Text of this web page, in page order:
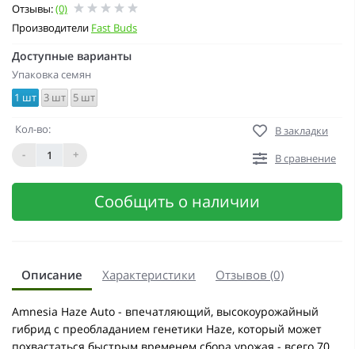
Отзывы:(0)
Производители Fast Buds
Доступные варианты
Упаковка семян
1 шт 3 шт 5 шт
Кол-во:
-
+
В закладки
В сравнение
Сообщить о наличии
Описание Характеристики Отзывов (0)
Amnesia Haze Auto - впечатляющий, высокоурожайный
гибрид с преобладанием генетики Haze, который может